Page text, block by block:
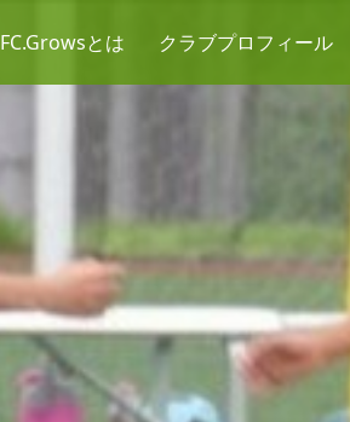
FC.Growsとは クラブプロフィール